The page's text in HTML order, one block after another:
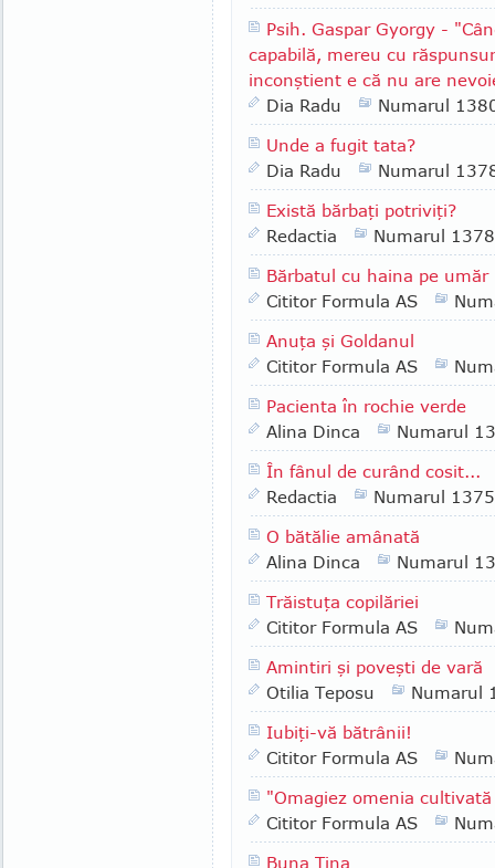
Psih. Gaspar Gyorgy -
capabilă, mereu cu
inconştient e că nu are
Dia Radu
Numarul
Unde a fugit tata?
Dia Radu
Numarul
Există bărbaţi potriviţi?
Redactia
Numarul 1378
Bărbatul cu haina pe umăr
Cititor Formula AS
Anuţa şi Goldanul
Cititor Formula AS
Pacienta în rochie verde
Alina Dinca
Numarul
În fânul de curând cosit...
Redactia
Numarul 1375
O bătălie amânată
Alina Dinca
Numarul
Trăistuţa copilăriei
Cititor Formula AS
Amintiri şi poveşti de vară
Otilia Teposu
Numarul
Iubiţi-vă bătrânii!
Cititor Formula AS
"Omagiez omenia
Cititor Formula AS
Buna Tina